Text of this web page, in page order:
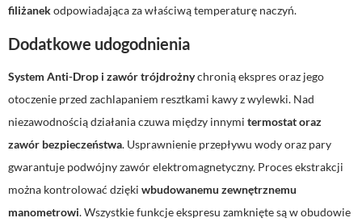
filiżanekodpowiadająca za właściwą temperaturę naczyń.
Dodatkowe udogodnienia
System Anti-Drop i zawór trójdrożnychronią ekspres oraz jego
otoczenie przed zachlapaniem resztkami kawy z wylewki. Nad
niezawodnością działania czuwa między innymi termostat oraz
zawór bezpieczeństwa. Usprawnienie przepływu wody oraz pary
gwarantuje podwójny zawór elektromagnetyczny. Proces ekstrakcji
można kontrolować dzięki wbudowanemu zewnętrznemu
manometrowi. Wszystkie funkcje ekspresu zamknięte są w obudowie